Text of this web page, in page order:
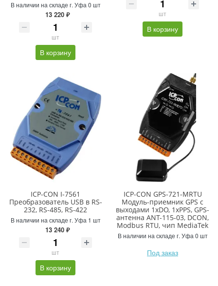
В наличии на складе г. Уфа 0 шт
13 220 ₽
шт
В корзину
шт
В корзину
ICP-CON I-7561
Преобразователь USB в RS-
232, RS-485, RS-422
В наличии на складе г. Уфа 1 шт
13 240 ₽
шт
В корзину
ICP-CON GPS-721-MRTU
Модуль-приемник GPS с
выходами 1xDO, 1xPPS, GPS-
антенна ANT-115-03, DCON,
Modbus RTU, чип MediaTek
В наличии на складе г. Уфа 0 шт
Под заказ